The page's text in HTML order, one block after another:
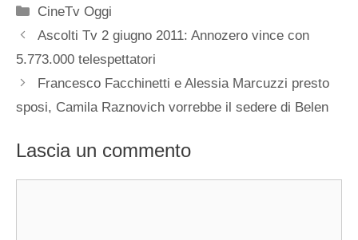
Categorie
CineTv Oggi
Ascolti Tv 2 giugno 2011: Annozero vince con
5.773.000 telespettatori
Francesco Facchinetti e Alessia Marcuzzi presto
sposi, Camila Raznovich vorrebbe il sedere di Belen
Lascia un commento